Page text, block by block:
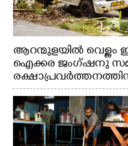
ആറന്മുളയിൽ വെള്ളം
ഐക്കര ജംഗ്ഷനു
ബോട്ടുകൾ